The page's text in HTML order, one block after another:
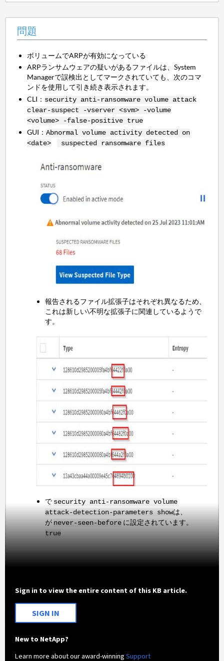
問題
ボリュームでARPが有効になっている
ARPランサムウェアの疑いがあるファイルは、System
Managerで誤検出としてマークされていても、次のコマ
ンドを使用して引き続き表示されます。
CLI： security anti-ransomware volume attack
clear-suspect -vserver <svm> -volume
<volume> -false-positive true
GUI：Abnormal volume activity detected on
<date>
suspected ransomware files
報告されるファイル拡張子はそれぞれ異なるため、
これは新しい\不明な拡張子に関連しているようで
す。
で security anti-ransomware volume
attack-detection-parameters showは、
が never-seen-before に設定されています。
true
Sign in to view the entire content of this KB article.
SIGN IN
New to NetApp?
Learn more about our award-winningSupport